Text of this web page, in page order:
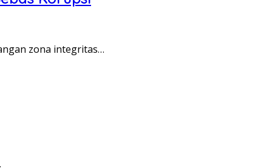
zona integritas…